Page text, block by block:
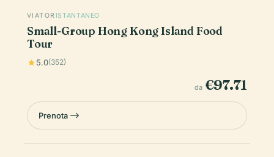
VIATOR ISTANTANEO
Small-Group Hong Kong Island Food
Tour
5.0(352)
da €97.71
Prenota